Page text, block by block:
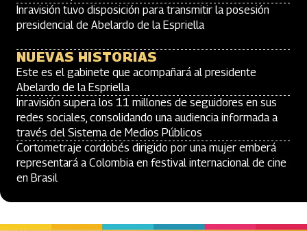
Inravisión tuvo disposición para transmitir la posesión
presidencial de Abelardo de la Espriella
NUEVAS HISTORIAS
Este es el gabinete que acompañará al presidente
Abelardo de la Espriella
Inravisión supera los 11 millones de seguidores en sus
redes sociales, consolidando una audiencia informada a
través del Sistema de Medios Públicos
Cortometraje cordobés dirigido por una mujer emberá
representará a Colombia en festival internacional de cine
en Brasil